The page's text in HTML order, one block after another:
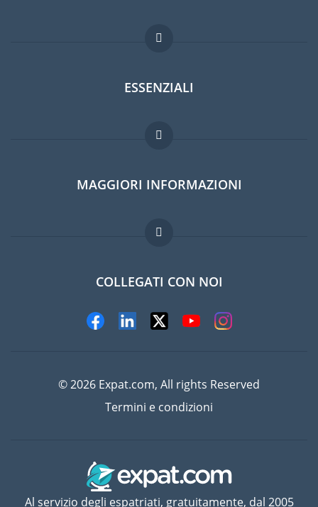
ESSENZIALI
Forum per expat
Guida per expat
Lavori all'estero
MAGGIORI INFORMAZIONI
Domande frequenti
COLLEGATI CON NOI
© 2026 Expat.com, All rights Reserved
Termini e condizioni
Al servizio degli espatriati, gratuitamente, dal 2005